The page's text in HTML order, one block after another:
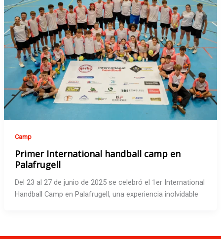
Camp
Primer International handball camp en
Palafrugell
Del 23 al 27 de junio de 2025 se celebró el 1er International
Handball Camp en Palafrugell, una experiencia inolvidable